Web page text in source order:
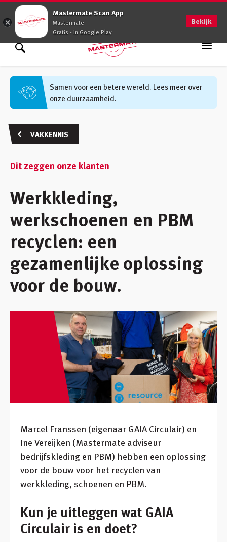
Mastermate Scan App
Mastermate
Gratis - In Google Play
Bekijk
0900 - 0509
Assortiment
Oplossingen
Vestigingen
Klantenservice
Inloggen
Winkelmandje
Klant worden
Zoek binnen assortiment
Zoek informatie
Samen voor een betere wereld. Lees meer over
onze duurzaamheid.
VAKKENNIS
Dit zeggen onze klanten
Werkkleding,
werkschoenen en PBM
recyclen: een
gezamenlijke oplossing
voor de bouw.
Marcel Franssen (eigenaar GAIA Circulair) en
Ine Vereijken (Mastermate adviseur
bedrijfskleding en PBM) hebben een oplossing
voor de bouw voor het recyclen van
werkkleding, schoenen en PBM.
Kun je uitleggen wat GAIA
Circulair is en doet?